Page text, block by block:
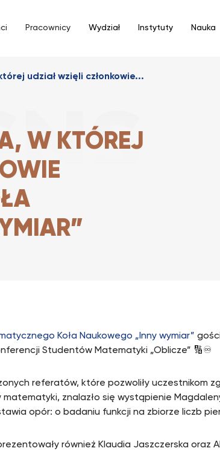
Pracownicy Wydział Instytuty Nauka
udział wzięli członkowie...
W KTÓREJ
Koła Naukowego „Inny wymiar”
Studentów Matematyki „Oblicze” 🔢♾️
referatów, które pozwoliły uczestnikom
matematyki, znalazło się wystąpienie
opór: o badaniu funkcji na zbiorze liczb
również Klaudia Jaszczerska oraz